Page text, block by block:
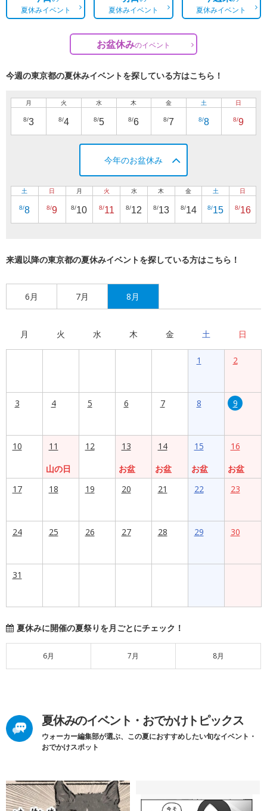
夏休みイベント
夏休みイベント
夏休みイベント
お盆休みのイベント
今週の東京都の夏休みイベントを探している方はこちら！
月
8/3
火
8/4
水
8/5
木
8/6
金
8/7
土
8/8
日
8/9
今年のお盆休み
土
8/8
日
8/9
月
8/10
火
8/11
水
8/12
木
8/13
金
8/14
土
8/15
日
8/16
来週以降の東京都の夏休みイベントを探している方はこちら！
6月 7月 8月
月 火 水 木 金 土 日
1 2
3 4 5 6 7 8 9
10
11
山の日
12
13
お盆
14
お盆
15
お盆
16
お盆
17
18 19 20 21 22 23
24 25 26 27 28 29 30
31
夏休みに開催の夏祭りを月ごとにチェック！
6月 7月 8月
夏休みのイベント・おでかけトピックス
ウォーカー編集部が選ぶ、この夏におすすめしたい旬なイベント・
おでかけスポット